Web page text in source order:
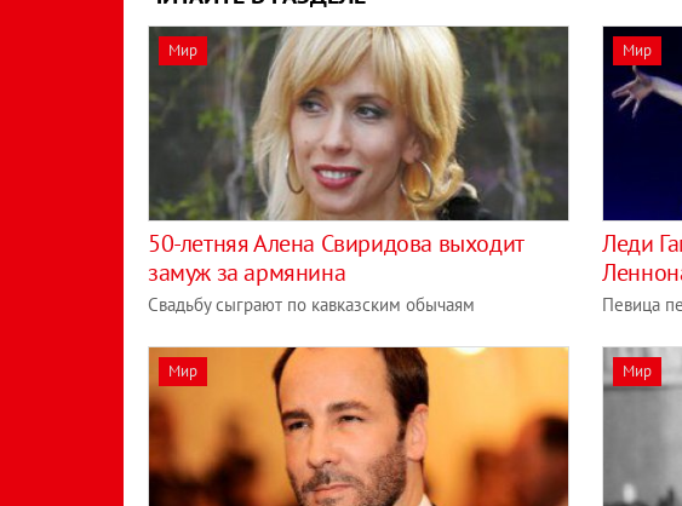
Мир
50-летняя Алена Свиридова выходит
замуж за армянина
Свадьбу сыграют по кавказским обычаям
Мир
Леди
Певица
Мир Мир